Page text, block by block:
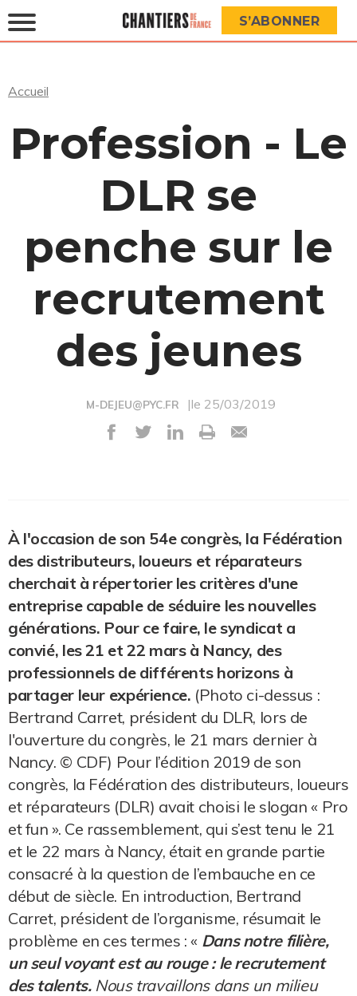
S’ABONNER
Accueil
Profession - Le
DLR se
penche sur le
recrutement
des jeunes
M-DEJEU@PYC.FR |le 25/03/2019
À l'occasion de son 54e congrès, la Fédération
des distributeurs, loueurs et réparateurs
cherchait à répertorier les critères d'une
entreprise capable de séduire les nouvelles
générations. Pour ce faire, le syndicat a
convié, les 21 et 22 mars à Nancy, des
professionnels de différents horizons à
partager leur expérience. (Photo ci-dessus :
Bertrand Carret, président du DLR, lors de
l'ouverture du congrès, le 21 mars dernier à
Nancy. © CDF) Pour l’édition 2019 de son
congrès, la Fédération des distributeurs, loueurs
et réparateurs (DLR) avait choisi le slogan « Pro
et fun ». Ce rassemblement, qui s’est tenu le 21
et le 22 mars à Nancy, était en grande partie
consacré à la question de l’embauche en ce
début de siècle. En introduction, Bertrand
Carret, président de l’organisme, résumait le
problème en ces termes : « Dans notre filière,
un seul voyant est au rouge : le recrutement
des talents.Nous travaillons dans un milieu